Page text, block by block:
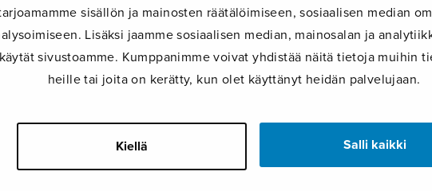
sisällön ja mainosten räätälöimiseen, sosiaalisen median
Lisäksi jaamme sosiaalisen median, mainosalan ja
sivustoamme. Kumppanimme voivat yhdistää näitä tietoja muihin
heille tai joita on kerätty, kun olet käyttänyt heidän palvelujaan.
Kiellä Salli kaikki